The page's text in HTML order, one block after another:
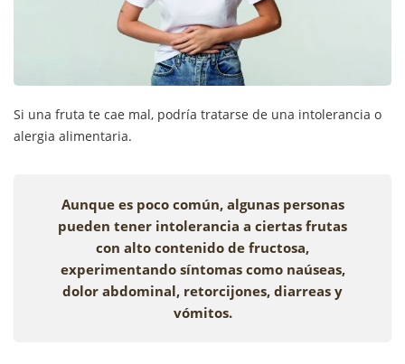
Si una fruta te cae mal, podría tratarse de una intolerancia o
alergia alimentaria.
Aunque es poco común, algunas personas
pueden tener intolerancia a ciertas frutas
con alto contenido de fructosa,
experimentando síntomas como naúseas,
dolor abdominal, retorcijones, diarreas y
vómitos.